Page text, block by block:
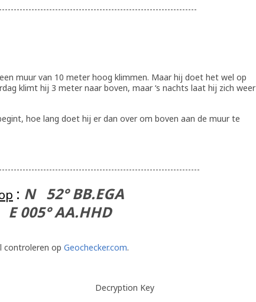
muur van 10 meter hoog klimmen. Maar hij doet het wel op
klimt hij 3 meter naar boven, maar ‘s nachts laat hij zich weer
hoe lang doet hij er dan over om boven aan de muur te
: N 52° BB.EGA
controleren op Geochecker.com.
Decryption Key